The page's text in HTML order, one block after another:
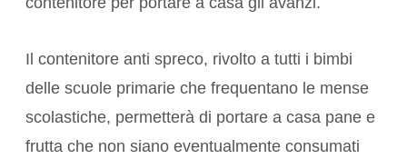
Il contenitore anti spreco, rivolto a tutti i bimbi
delle scuole primarie che frequentano le mense
scolastiche, permetterà di portare a casa pane e
frutta che non siano eventualmente consumati